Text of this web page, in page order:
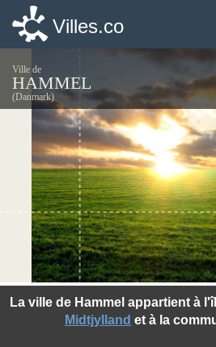
Villes.co
Ville de
HAMMEL
(Danmark)
La ville de Hammel appartient à
Midtjylland et à la
Villes.co